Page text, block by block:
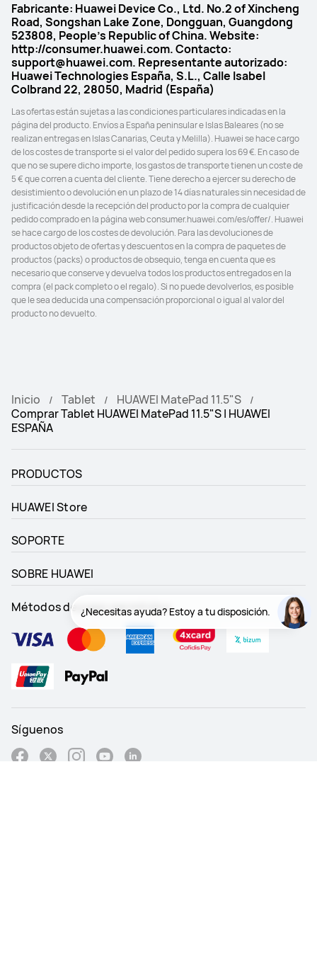
Fabricante: Huawei Device Co., Ltd. No.2 of Xincheng
Road, Songshan Lake Zone, Dongguan, Guangdong
523808, People's Republic of China. Website:
http://consumer.huawei.com. Contacto:
support@huawei.com. Representante autorizado:
Huawei Technologies España, S.L., Calle Isabel
Colbrand 22, 28050, Madrid (España)
Las ofertas están sujetas a las condiciones particulares indicadas en la
página del producto. Envíos a España peninsular e Islas Baleares (no se
realizan entregas en Islas Canarias, Ceuta y Melilla). Huawei se hace cargo
de los costes de transporte si el valor del pedido supera los 69 €. En caso de
que no se supere dicho importe, los gastos de transporte tienen un coste de
5 € que corren a cuenta del cliente. Tiene derecho a ejercer su derecho de
desistimiento o devolución en un plazo de 14 días naturales sin necesidad de
justificación desde la recepción del producto por la compra de cualquier
pedido comprado en la página web consumer.huawei.com/es/offer/. Huawei
se hace cargo de los costes de devolución. Para las devoluciones de
productos objeto de ofertas y descuentos en la compra de paquetes de
productos (packs) o productos de obsequio, tenga en cuenta que es
necesario que conserve y devuelva todos los productos entregados en la
compra (el pack completo o el regalo). Si no puede devolverlos, es posible
que le sea deducida una compensación proporcional o igual al valor del
producto no devuelto.
Inicio Tablet
HUAWEI MatePad 11.5"S
Comprar Tablet HUAWEI MatePad 11.5"S | HUAWEI
ESPAÑA
PRODUCTOS
HUAWEI Store
SOPORTE
SOBRE HUAWEI
Métodos de pago permitidos
Síguenos
¿Necesitas ayuda? Estoy a tu disposición.
¿Necesitas ayuda? Estoy a tu disposición.